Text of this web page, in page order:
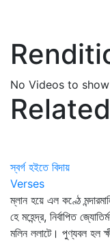
No Videos to show
স্বর্গ হইতে বিদায়
Verses
ম্লান হয়ে এল কণ্ঠে
হে মহেন্দ্র, নির্বাপিত
মলিন ললাটে। পুণ্যবল হল